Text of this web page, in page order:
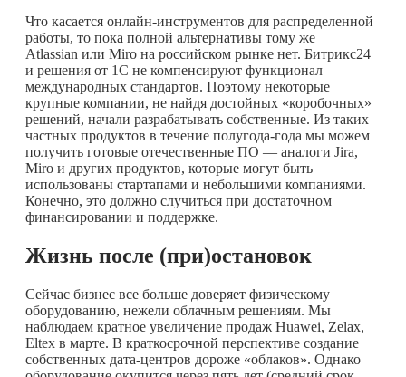
Что касается онлайн-инструментов для распределенной
работы, то пока полной альтернативы тому же
Atlassian или Miro на российском рынке нет. Битрикс24
и решения от 1С не компенсируют функционал
международных стандартов. Поэтому некоторые
крупные компании, не найдя достойных «коробочных»
решений, начали разрабатывать собственные. Из таких
частных продуктов в течение полугода-года мы можем
получить готовые отечественные ПО — аналоги Jira,
Miro и других продуктов, которые могут быть
использованы стартапами и небольшими компаниями.
Конечно, это должно случиться при достаточном
финансировании и поддержке.
Жизнь после (при)остановок
Сейчас бизнес все больше доверяет физическому
оборудованию, нежели облачным решениям. Мы
наблюдаем кратное увеличение продаж Huawei, Zelax,
Eltex в марте. В краткосрочной перспективе создание
собственных дата-центров дороже «облаков». Однако